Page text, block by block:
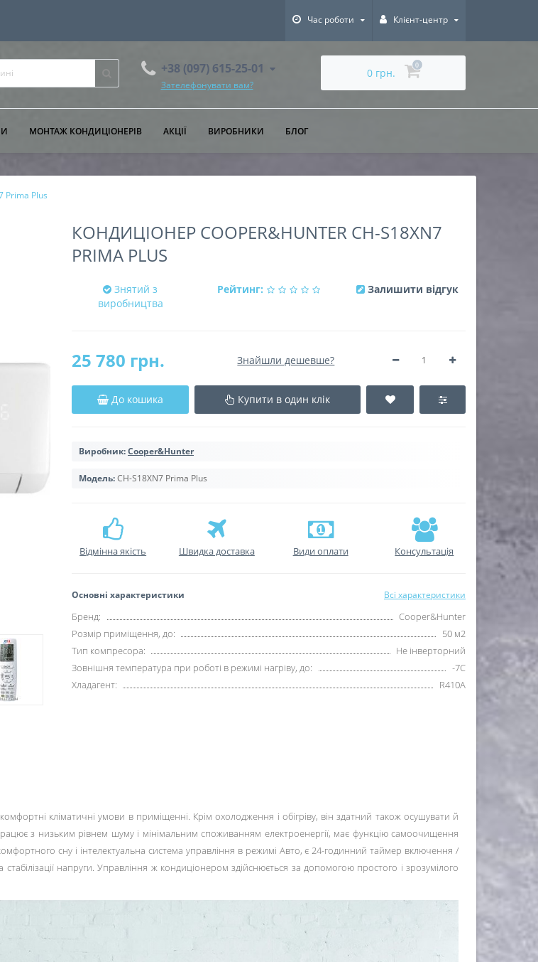
Час роботи Клієнт-центр
+38 (097) 615-25-01
Зателефонувати вам?
0 грн.
0
МОНТАЖ КОНДИЦІОНЕРІВ АКЦІЇ ВИРОБНИКИ БЛОГ
Prima Plus
КОНДИЦІОНЕР COOPER&HUNTER CH-S18XN7
PRIMA PLUS
Знятий з
виробництва
Рейтинг: Залишити відгук
25 780 грн. Знайшли дешевше?
До кошика Купити в один клік
Виробник:Cooper&Hunter
Модель:CH-S18XN7 Prima Plus
Відмінна якість Швидка доставка Види оплати Консультація
Основні характеристики Всі характеристики
Бренд:
Cooper&Hunter
Розмір приміщення, до:
50 м2
Тип компресора:
Не інверторний
Зовнішня температура при роботі в режимі нагріву, до:
-7С
Хладагент:
R410А
кліматичні умови в приміщенні. Крім охолодження і обігріву, він здатний також осушувати й
з низьким рівнем шуму і мінімальним споживанням електроенергії, має функцію самоочищення
сну і інтелектуальна система управління в режимі Авто, є 24-годинний таймер включення /
напруги. Управління ж кондиціонером здійснюється за допомогою простого і зрозумілого